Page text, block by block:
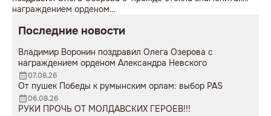
награждением орденом
Последние новости
Владимир Воронин поздравил Олега Озерова с
награждением орденом Александра Невского
07.08.26
От пушек Победы к румынским орлам: выбор PAS
06.08.26
РУКИ ПРОЧЬ ОТ МОЛДАВСКИХ ГЕРОЕВ!!!